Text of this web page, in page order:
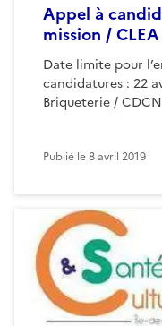
Appel à
mission /
Date limite pour
candidatures : 22
Briqueterie /
Publié le8 avril 2019